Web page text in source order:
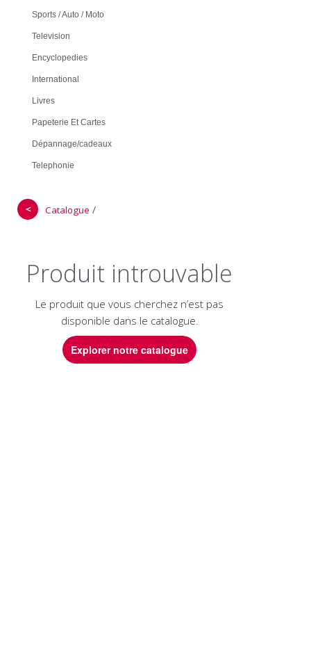
Sports / Auto / Moto
Television
Encyclopedies
International
Livres
Papeterie Et Cartes
Dépannage/cadeaux
Telephonie
＜ Catalogue /
Produit introuvable
Le produit que vous cherchez n’est pas
disponible dans le catalogue.
Explorer notre catalogue